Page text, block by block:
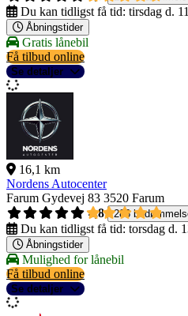
Du kan tidligst få tid: tirsdag d.
Åbningstider
Gratis lånebil
Få tilbud online
Se detaljer
16,1 km
Nordens Autocenter
Farum Gydevej 83 3520 Farum
4,8
286
Du kan tidligst få tid: torsdag d.
Åbningstider
Mulighed for lånebil
Få tilbud online
Se detaljer